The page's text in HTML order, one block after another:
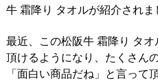
牛 霜降り タオルが紹介されま
最近、この松阪牛 霜降り タ
頂けるようになり、たくさん
「面白い商品だね」と言って